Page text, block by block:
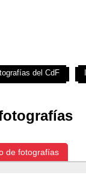
de fotografías
del CdF